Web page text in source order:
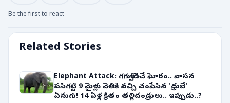
Related Stories
Elephant Attack: గగుర్పొడిచే ఘోరం.. వాసన
పసిగట్టి 9 మైళ్లు వెతికి వచ్చి చంపేసిన 'ధ్రుబే'
ఏనుగు! 14 ఏళ్ల క్రితం తల్లిదండ్రులు.. ఇప్పుడు..?
Be the first to react